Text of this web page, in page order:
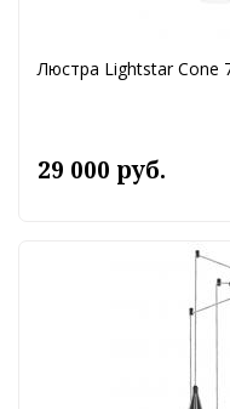
Люстра Lightstar Cone
29 000 руб.